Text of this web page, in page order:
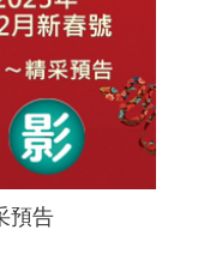
預告